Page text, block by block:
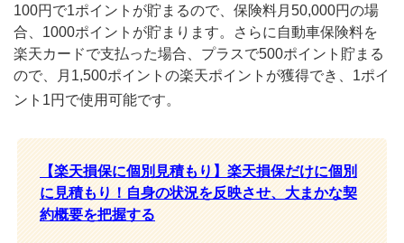
100円で1ポイントが貯まるので、保険料月50,000円の場
合、1000ポイントが貯まります。さらに自動車保険料を
楽天カードで支払った場合、プラスで500ポイント貯まる
ので、月1,500ポイントの楽天ポイントが獲得でき、1ポイ
ント1円で使用可能です。
【楽天損保に個別見積もり】楽天損保だけに個別
に見積もり！自身の状況を反映させ、大まかな契
約概要を把握する